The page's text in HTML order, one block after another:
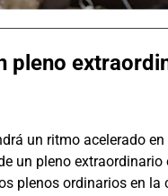
pleno
un ritmo acelerado
un pleno extraordinario
plenos ordinarios en